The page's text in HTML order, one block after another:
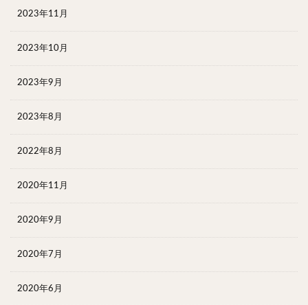
2023年11月
2023年10月
2023年9月
2023年8月
2022年8月
2020年11月
2020年9月
2020年7月
2020年6月